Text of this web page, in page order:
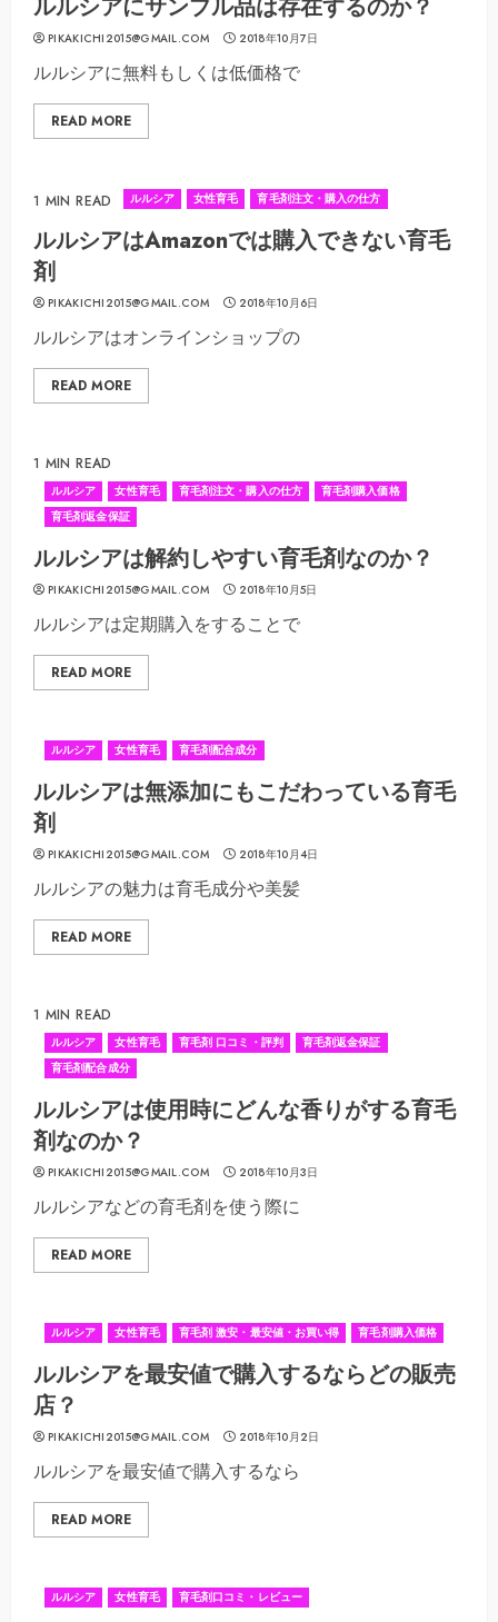
ルルシアにサンプル品は存在するのか？
PIKAKICHI2015@GMAIL.COM 2018年10月7日
ルルシアに無料もしくは低価格で
READ MORE
1 MIN READ ルルシア 女性育毛 育毛剤注文・購入の仕方
ルルシアはAmazonでは購入できない育毛
剤
PIKAKICHI2015@GMAIL.COM 2018年10月6日
ルルシアはオンラインショップの
READ MORE
1 MIN READ
ルルシア 女性育毛 育毛剤注文・購入の仕方
育毛剤購入価格
育毛剤返金保証
ルルシアは解約しやすい育毛剤なのか？
PIKAKICHI2015@GMAIL.COM 2018年10月5日
ルルシアは定期購入をすることで
READ MORE
ルルシア 女性育毛 育毛剤配合成分
ルルシアは無添加にもこだわっている育毛
剤
PIKAKICHI2015@GMAIL.COM 2018年10月4日
ルルシアの魅力は育毛成分や美髪
READ MORE
1 MIN READ
ルルシア 女性育毛 育毛剤 口コミ・評判
育毛剤返金保証
育毛剤配合成分
ルルシアは使用時にどんな香りがする育毛
剤なのか？
PIKAKICHI2015@GMAIL.COM 2018年10月3日
ルルシアなどの育毛剤を使う際に
READ MORE
ルルシア 女性育毛 育毛剤 激安・最安値・お買い得 育毛剤購入価格
ルルシアを最安値で購入するならどの販売
店？
PIKAKICHI2015@GMAIL.COM 2018年10月2日
ルルシアを最安値で購入するなら
READ MORE
ルルシア 女性育毛 育毛剤口コミ・レビュー